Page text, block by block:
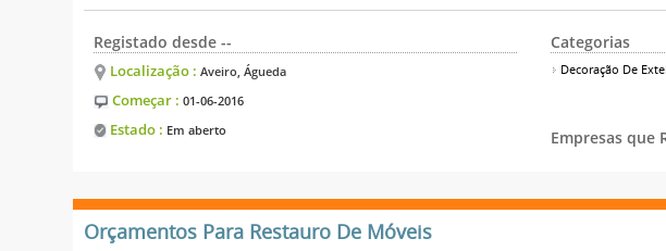
Registado desde --
Localização :Aveiro, Águeda
Começar :01-06-2016
Estado : Em aberto
Categorias
Decoração De
Empresas que
Orçamentos Para Restauro De Móveis